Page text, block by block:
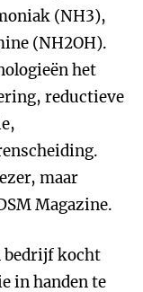
(NH3),
(NH2OH).
het
reductieve
maar
Magazine.
bedrijf kocht
in handen te